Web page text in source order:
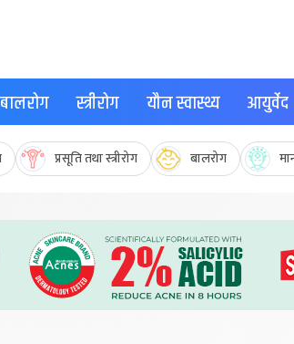
बालरोग स्त्रीरोग यौन स्वास्थ्य आयुर्वेद
प्रसूति तथा स्त्रीरोग बालरोग